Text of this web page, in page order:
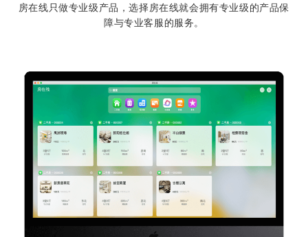
房在线只做专业级产品，选择房在线就会拥有专业级的产品保
障与专业客服的服务。